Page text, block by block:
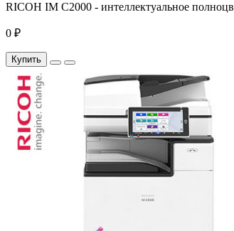
RICOH IM C2000 - интеллектуальное
0 ₽
Купить